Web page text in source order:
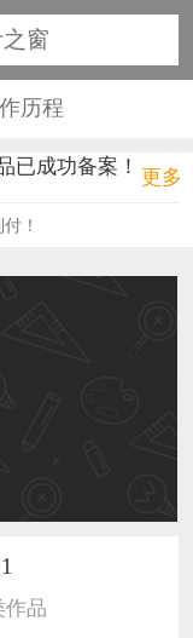
窗
历程
已成功备案！
已成功备案！
已成功备案！
已成功备案！
已成功备案！
已成功备案！
更多
！
作品